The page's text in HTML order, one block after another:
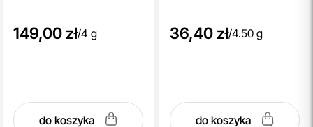
149,00 zł/4 g
do koszyka
36,40 zł/4.50 g
do koszyka